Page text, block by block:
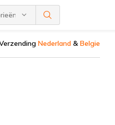
Nederland & Belgie